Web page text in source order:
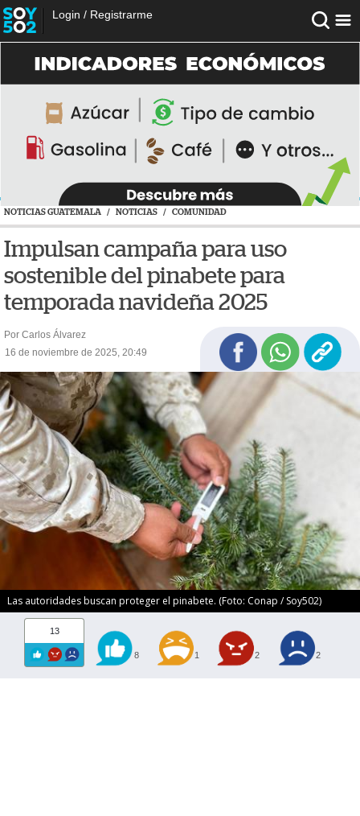
Login / Registrarme
NOTICIAS GUATEMALA / NOTICIAS / COMUNIDAD
Impulsan campaña para uso
sostenible del pinabete para
temporada navideña 2025
Por Carlos Álvarez
16 de noviembre de 2025, 20:49
Las autoridades buscan proteger el pinabete. (Foto: Conap / Soy502)
13
8 1 2 2